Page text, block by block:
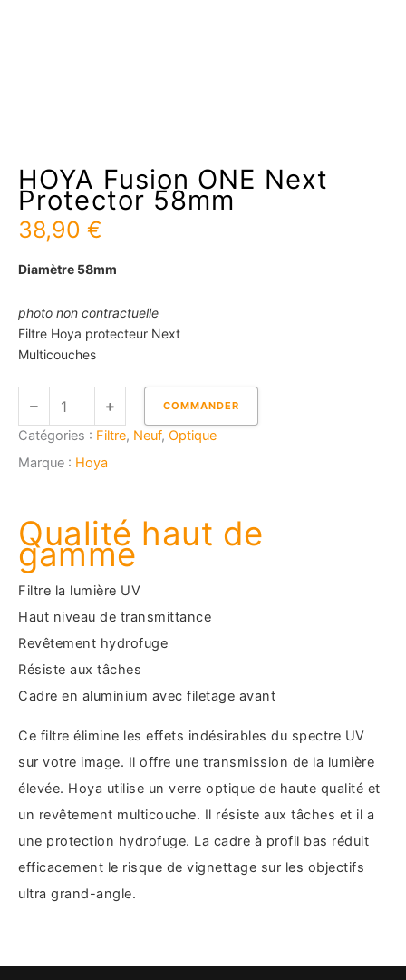
HOYA Fusion ONE Next
Protector 58mm
38,90 €
Diamètre 58mm
photo non contractuelle
Filtre Hoya protecteur Next
Multicouches
HOYA
Fusion
Protector
58mm
COMMANDER
Catégories : Filtre, Neuf, Optique
Marque : Hoya
Qualité haut de
gamme
Filtre la lumière UV
Haut niveau de transmittance
Revêtement hydrofuge
Résiste aux tâches
Cadre en aluminium avec filetage avant
Ce filtre élimine les effets indésirables du spectre UV
sur votre image. Il offre une transmission de la lumière
élevée. Hoya utilise un verre optique de haute qualité et
un revêtement multicouche. Il résiste aux tâches et il a
une protection hydrofuge. La cadre à profil bas réduit
efficacement le risque de vignettage sur les objectifs
ultra grand-angle.